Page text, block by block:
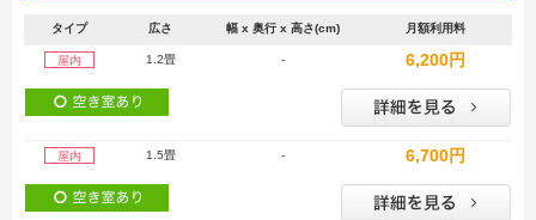
タイプ 広さ 幅 x 奥行 x 高さ(cm) 月額利用料
屋内 1.2畳 - 6,200円
屋内 1.5畳 - 6,700円